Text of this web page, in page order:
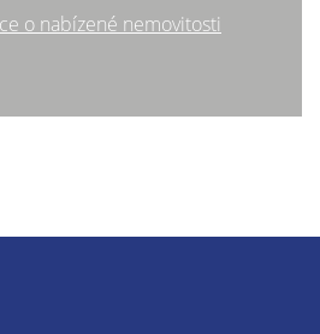
o nabízené nemovitosti